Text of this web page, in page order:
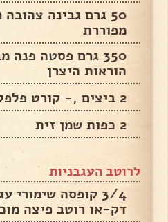
50 גרם גבינה
מפוררת
350 גרם פסטה
הוראות היצרן
2 ביצים ,- קורט פלפל שחור
2 כפות שמן זית
לרוטב העגבניות
3/4 קופסה שימורי
דק-או רוטב פיצה